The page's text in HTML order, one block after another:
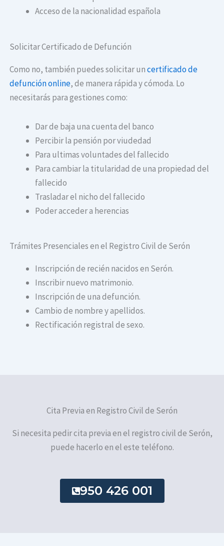
Acceso de la nacionalidad española
Solicitar Certificado de Defunción
Como no, también puedes solicitar uncertificado de
defunción online, de manera rápida y cómoda. Lo
necesitarás para gestiones como:
Dar de baja una cuenta del banco
Percibir la pensión por viudedad
Para ultimas voluntades del fallecido
Para cambiar la titularidad de una propiedad del
fallecido
Trasladar el nicho del fallecido
Poder acceder a herencias
Trámites Presenciales en el Registro Civil de Serón
Inscripción de recién nacidos en Serón.
Inscribir nuevo matrimonio.
Inscripción de una defunción.
Cambio de nombre y apellidos.
Rectificación registral de sexo.
Cita Previa en Registro Civil de Serón
Si necesita pedir cita previa en el registro civil de Serón,
puede hacerlo en el este teléfono.
950 426 001